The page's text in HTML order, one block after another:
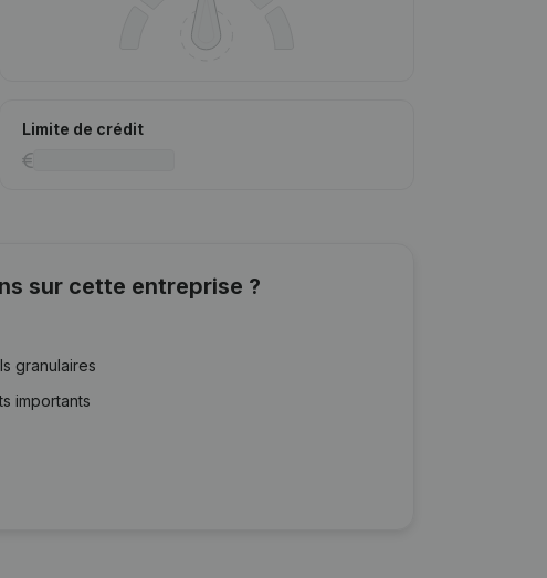
Limite de crédit
sur cette entreprise ?
granulaires
importants